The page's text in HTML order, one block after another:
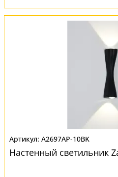
A2697AP-10BK
Настенный светильник